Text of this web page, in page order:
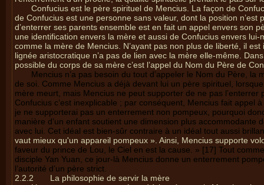
Confucius est le père spirituel de Mencius. La façon de
de Confucius est une personne sans valeur, dont la position
d’enterrer ses parents ensemble est en fait un appel envers son
une identification envers la mère et aussi de Confucius envers
comme la mère de Mencius. N’ayant pas non plus de liberté, il
lignée aristocratique n’a pas de lien avec la mère elle-même.
possible du corps de sa mère c’est l’appel du Nom du Père de
Mencius n’a pas besoin du tout d’appeler le Nom du Père,
de soi. Comme Mencius a déjà devant lui un père spirituel,
mère meurt, mais Mencius ne peut supporter de ne pas
Confucius c’est inexplicable ; par conséquent, Mencius fait appel
je ne supporterai pas un enterrement non pompeux, pourquoi
manière d’un enfant soutient une dimension plus accommodante
avec lui. Cet idéal est bien-sûr contraire à un idéal tout aussi
vaut mieux qu'un appareil pompeux ». Ainsi, Mencius supporte
faveur du prince de Lou, le Ciel en est la cause. » [17] Tout
disciple Yan Yuan, ce jour-là Mencius donne un enterrement
l’autorité d’un père strict.
2.2.2
La philosophie de servir la mère